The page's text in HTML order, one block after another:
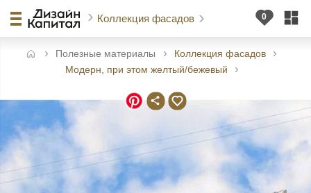
Коллекция фасадов
Полезные материалы
Коллекция фасадов
Модерн, при этом желтый/бежевый